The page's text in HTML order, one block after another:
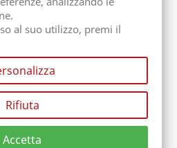
Dell'Etna 65%
Glutine E Vegana
190 gr
7,90 €
(1)
ora
al suo utilizzo, premi il
Rifiuta
Accetta